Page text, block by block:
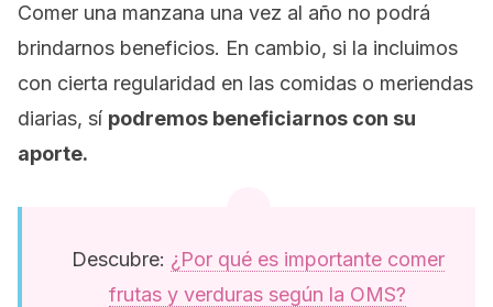
Comer una manzana una vez al año no podrá
brindarnos beneficios. En cambio, si la incluimos
con cierta regularidad en las comidas o meriendas
diarias, sí podremos beneficiarnos con su
aporte.
Descubre: ¿Por qué es importante comer
frutas y verduras según la OMS?